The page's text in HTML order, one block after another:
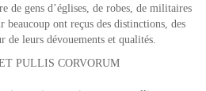
de gens d’églises, de robes, de militaires
ont reçus des distinctions, des
de leurs dévouements et qualités.
PULLIS CORVORUM